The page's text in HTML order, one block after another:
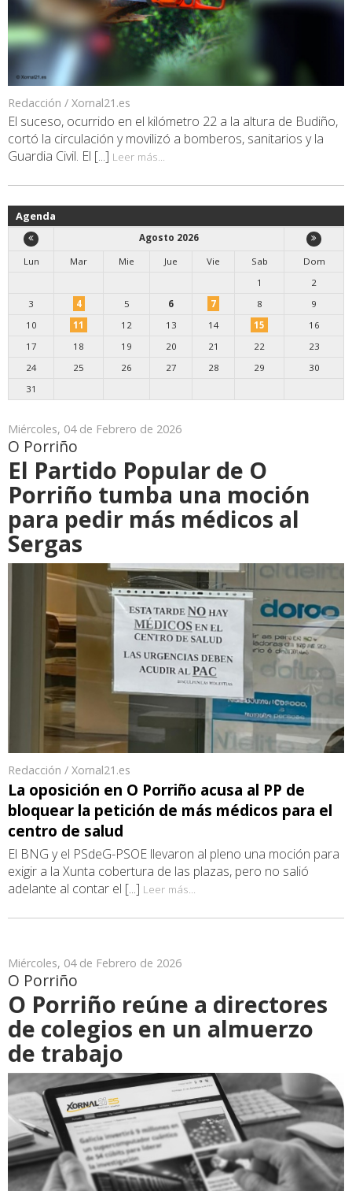
Redacción / Xornal21.es
El suceso, ocurrido en el kilómetro 22 a la altura de Budiño,
cortó la circulación y movilizó a bomberos, sanitarios y la
Guardia Civil. El [...] Leer más...
Agenda
Agosto 2026
Lun
Mar Mie Jue Vie Sab
Dom
1
2
3
4 5 6 7 8
9
10
11 12 13 14 15
16
17
18 19 20 21 22
23
24
25 26 27 28 29
30
31
Miércoles, 04 de Febrero de 2026
O Porriño
El Partido Popular de O
Porriño tumba una moción
para pedir más médicos al
Sergas
Redacción / Xornal21.es
La oposición en O Porriño acusa al PP de
bloquear la petición de más médicos para el
centro de salud
El BNG y el PSdeG-PSOE llevaron al pleno una moción para
exigir a la Xunta cobertura de las plazas, pero no salió
adelante al contar el [...] Leer más...
Miércoles, 04 de Febrero de 2026
O Porriño
O Porriño reúne a directores
de colegios en un almuerzo
de trabajo